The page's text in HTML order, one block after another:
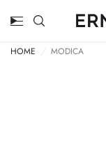
HOME MODICA